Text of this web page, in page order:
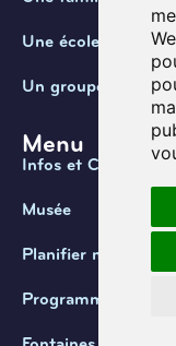
Une école
Un groupe
Menu
Infos et Contact
Musée
Planifier ma visite
Programmation